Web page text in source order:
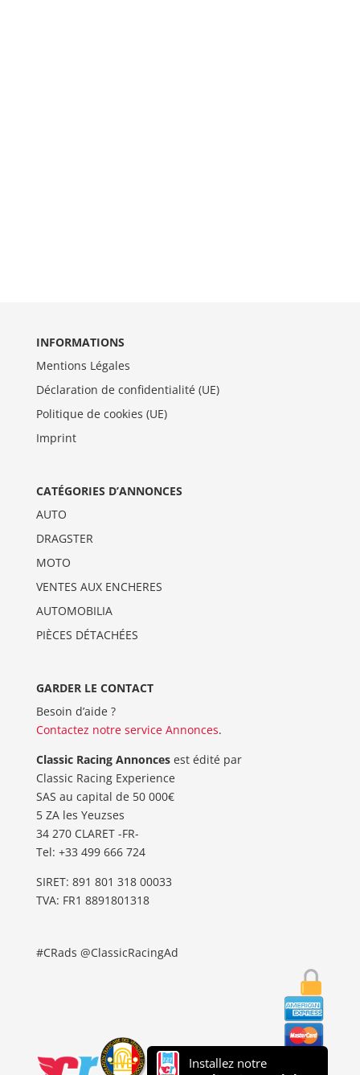
INFORMATIONS
Mentions Légales
Déclaration de confidentialité (UE)
Politique de cookies (UE)
Imprint
CATÉGORIES D’ANNONCES
AUTO
DRAGSTER
MOTO
VENTES AUX ENCHERES
AUTOMOBILIA
PIÈCES DÉTACHÉES
GARDER LE CONTACT
Besoin d’aide ?
Contactez notre service Annonces.
Classic Racing Annoncesest édité par
Classic Racing Experience
SAS au capital de 50 000€
5 ZA les Yeuzses
34 270 CLARET -FR-
Tel: ‭+33 499 666 724‬
SIRET: 891 801 318 00033
TVA: FR1 8891801318
#CRads @ClassicRacingAd
Installez notre